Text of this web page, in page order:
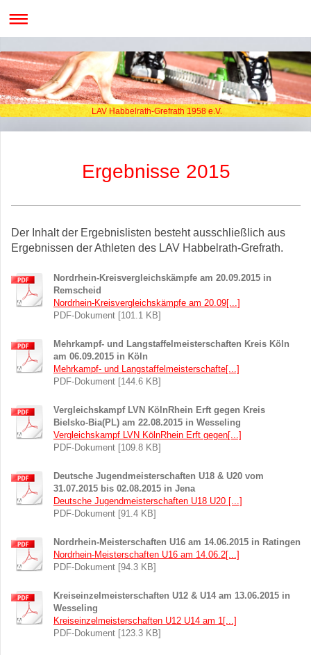
LAV Habbelrath-Grefrath 1958 e.V.
Ergebnisse 2015
Der Inhalt der Ergebnislisten besteht ausschließlich aus
Ergebnissen der Athleten des LAV Habbelrath-Grefrath.
Nordrhein-Kreisvergleichskämpfe am 20.09.2015 in
Remscheid
Nordrhein-Kreisvergleichskämpfe am 20.09[...]
PDF-Dokument [101.1 KB]
Mehrkampf- und Langstaffelmeisterschaften Kreis Köln
am 06.09.2015 in Köln
Mehrkampf- und Langstaffelmeisterschafte[...]
PDF-Dokument [144.6 KB]
Vergleichskampf LVN KölnRhein Erft gegen Kreis
Bielsko-Bia(PL) am 22.08.2015 in Wesseling
Vergleichskampf LVN KölnRhein Erft gegen[...]
PDF-Dokument [109.8 KB]
Deutsche Jugendmeisterschaften U18 & U20 vom
31.07.2015 bis 02.08.2015 in Jena
Deutsche Jugendmeisterschaften U18 U20 [...]
PDF-Dokument [91.4 KB]
Nordrhein-Meisterschaften U16 am 14.06.2015 in Ratingen
Nordrhein-Meisterschaften U16 am 14.06.2[...]
PDF-Dokument [94.3 KB]
Kreiseinzelmeisterschaften U12 & U14 am 13.06.2015 in
Wesseling
Kreiseinzelmeisterschaften U12 U14 am 1[...]
PDF-Dokument [123.3 KB]